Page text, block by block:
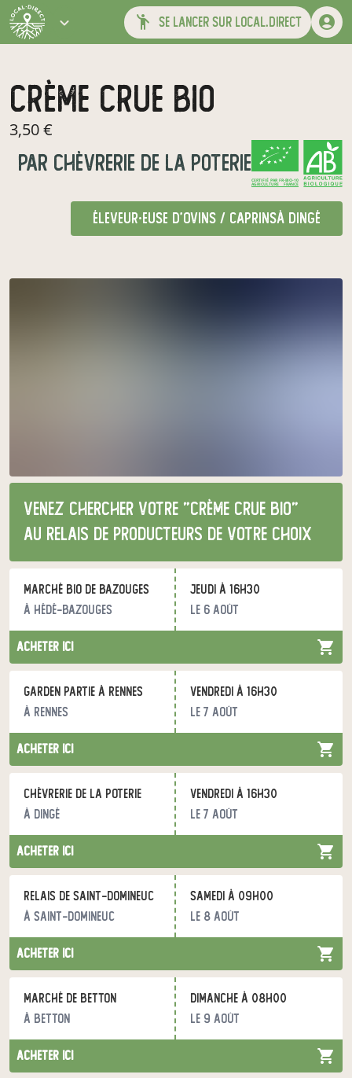
se lancer sur local.direct
Crème crue bio
3,50 €
par Chèvrerie de la Poterie
CERTIFIÉ PAR FR-BIO-10
AGRICULTURE FRANCE
éleveur·euse d'ovins / caprinsà Dingé
Venez chercher votre "Crème crue bio"
au relais de producteurs de votre choix
Marché bio de Bazouges
à Hédé-Bazouges
jeudi à 16h30
le 6 août
acheter ici
Garden Partie à Rennes
à Rennes
vendredi à 16h30
le 7 août
acheter ici
Chèvrerie de la Poterie
à Dingé
vendredi à 16h30
le 7 août
acheter ici
Relais de Saint-Domineuc
à Saint-Domineuc
samedi à 09h00
le 8 août
acheter ici
Marché de Betton
à Betton
dimanche à 08h00
le 9 août
acheter ici